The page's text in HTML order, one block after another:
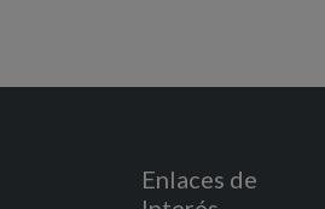
Enlaces de